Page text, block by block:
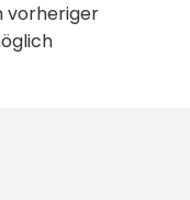
vorheriger